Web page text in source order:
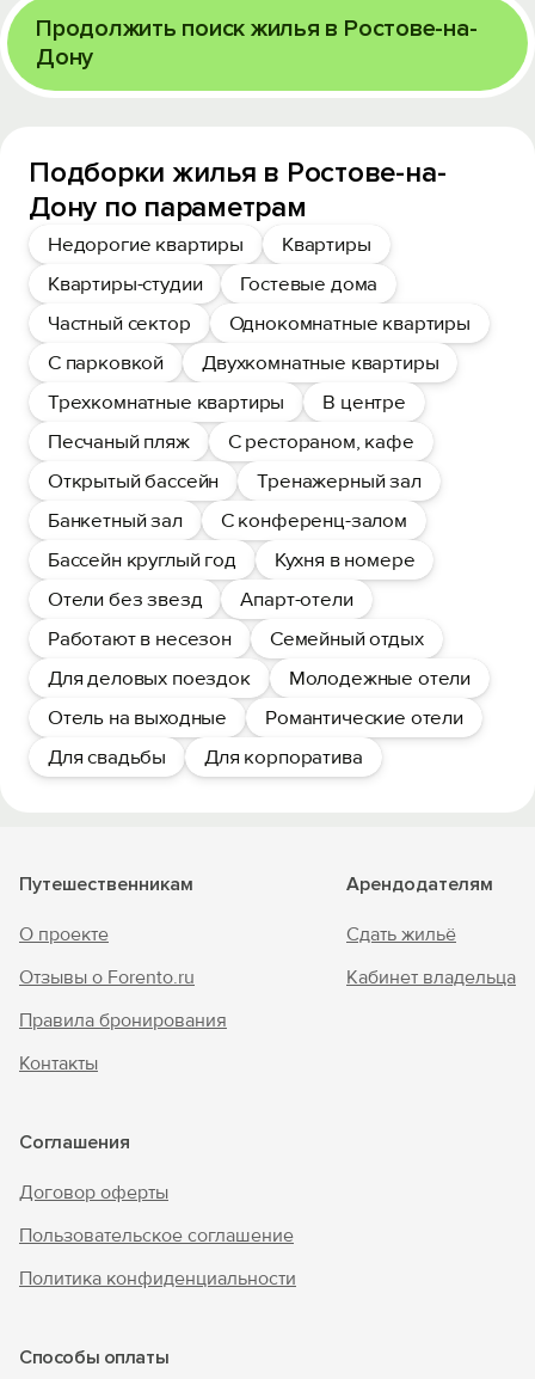
Продолжить поиск жилья в Ростове-на-
Дону
Подборки жилья в Ростове-на-
Дону по параметрам
Недорогие квартиры
Квартиры
Квартиры-студии
Гостевые дома
Частный сектор
Однокомнатные квартиры
С парковкой
Двухкомнатные квартиры
Трехкомнатные квартиры
В центре
Песчаный пляж
С рестораном, кафе
Открытый бассейн
Тренажерный зал
Банкетный зал
С конференц-залом
Бассейн круглый год
Кухня в номере
Отели без звезд
Апарт-отели
Работают в несезон
Семейный отдых
Для деловых поездок
Молодежные отели
Отель на выходные
Романтические отели
Для свадьбы
Для корпоратива
Путешественникам
О проекте
Отзывы о Forento.ru
Правила бронирования
Контакты
Арендодателям
Сдать жильё
Кабинет владельца
Соглашения
Договор оферты
Пользовательское соглашение
Политика конфиденциальности
Способы оплаты